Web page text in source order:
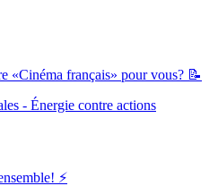
«Cinéma français» pour vous? 📝
⚡